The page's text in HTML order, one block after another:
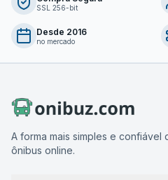
SSL 256-bit
Desde 2016
no mercado
A forma mais simples e confiável
ônibus online.